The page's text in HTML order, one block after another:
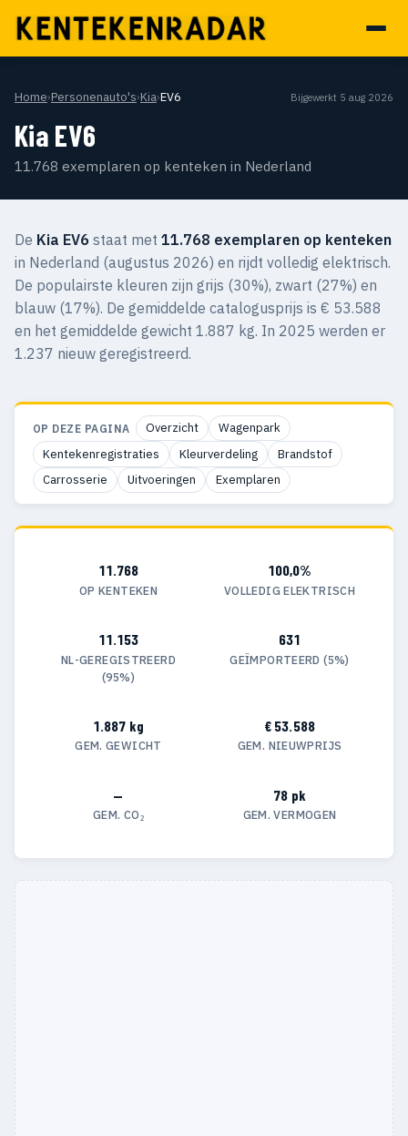
Home›Personenauto's›Kia›EV6 Bijgewerkt 5 aug 2026
Kia EV6
11.768 exemplaren op kenteken in Nederland
De Kia EV6 staat met 11.768 exemplaren op kenteken
in Nederland (augustus 2026) en rijdt volledig elektrisch.
De populairste kleuren zijn grijs (30%), zwart (27%) en
blauw (17%). De gemiddelde catalogusprijs is € 53.588
en het gemiddelde gewicht 1.887 kg. In 2025 werden er
1.237 nieuw geregistreerd.
OP DEZE PAGINA Overzicht
Wagenpark
Kentekenregistraties
Kleurverdeling
Brandstof
Carrosserie
Uitvoeringen Exemplaren
11.768
OP KENTEKEN
100,0%
VOLLEDIG ELEKTRISCH
11.153
NL-GEREGISTREERD
(95%)
631
GEÏMPORTEERD (5%)
1.887 kg
GEM. GEWICHT
€ 53.588
GEM. NIEUWPRIJS
—
GEM. CO₂
78 pk
GEM. VERMOGEN